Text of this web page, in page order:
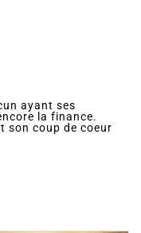
ayant ses
la finance.
son coup de coeur